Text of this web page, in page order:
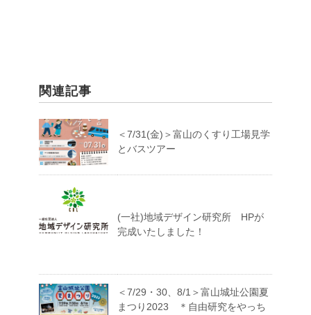
関連記事
＜7/31(金)＞富山のくすり工場見学
とバスツアー
(一社)地域デザイン研究所 HPが
完成いたしました！
＜7/29・30、8/1＞富山城址公園夏
まつり2023 ＊自由研究をやっち